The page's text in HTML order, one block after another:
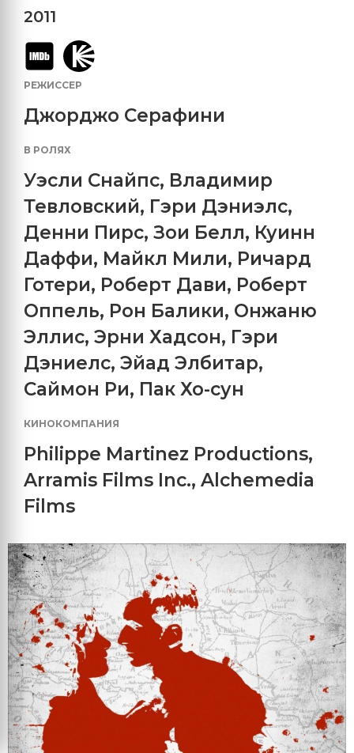
2011
РЕЖИССЕР
Джорджо Серафини
В РОЛЯХ
Уэсли Снайпс, Владимир
Тевловский, Гэри Дэниэлс,
Денни Пирс, Зои Белл, Куинн
Даффи, Майкл Мили, Ричард
Готери, Роберт Дави, Роберт
Оппель, Рон Балики, Онжаню
Эллис, Эрни Хадсон, Гэри
Дэниелс, Эйад Элбитар,
Саймон Ри, Пак Хо-сун
КИНОКОМПАНИЯ
Philippe Martinez Productions,
Arramis Films Inc., Alchemedia
Films